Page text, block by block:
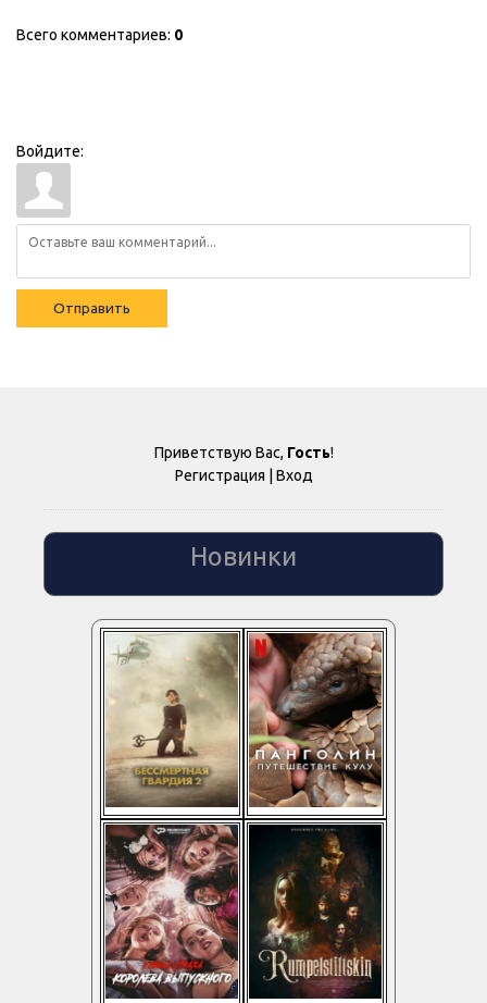
Всего комментариев: 0
Войдите:
Отправить
Приветствую Вас, Гость!
Регистрация | Вход
Новинки